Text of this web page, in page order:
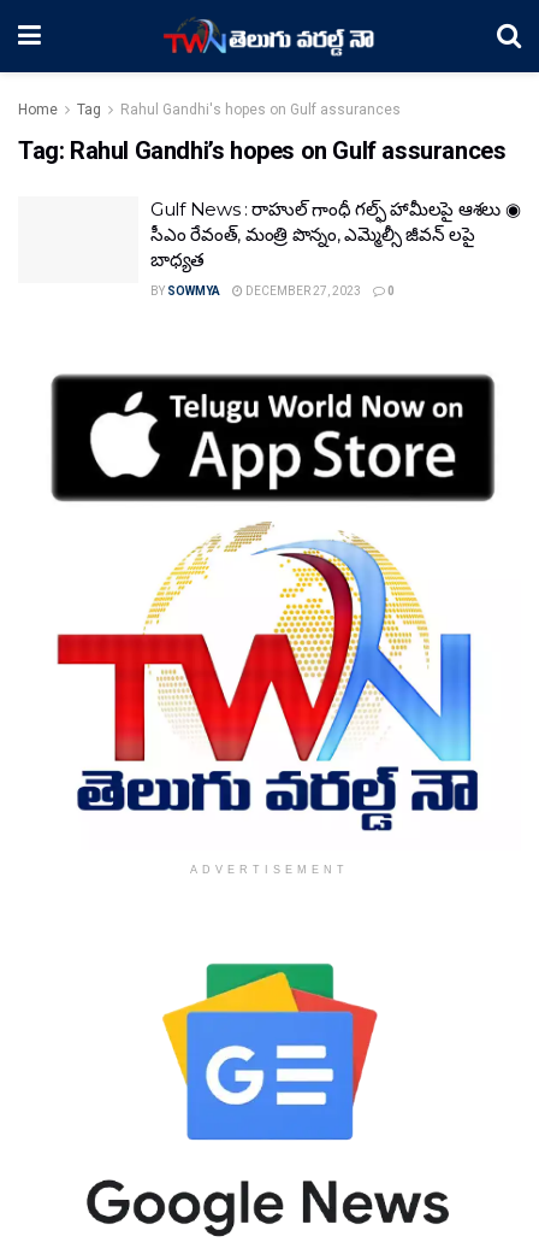
Home Tag Rahul Gandhi's hopes on Gulf assurances
Tag: Rahul Gandhi’s hopes on Gulf assurances
Gulf News : రాహుల్ గాంధీ గల్ఫ్ హామీలపై ఆశలు ◉
సీఎం రేవంత్, మంత్రి పొన్నం, ఎమ్మెల్సీ జీవన్ లపై
బాధ్యత
BY SOWMYA DECEMBER 27, 2023 0
ADVERTISEMENT